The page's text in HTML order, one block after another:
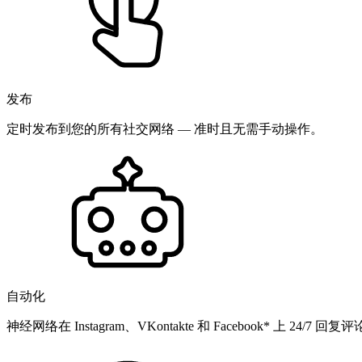
发布
定时发布到您的所有社交网络 — 准时且无需手动操作。
自动化
神经网络在 Instagram、VKontakte 和 Facebook* 上 24/7 回复评